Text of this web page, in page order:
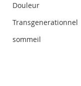
Douleur
Transgenerationnel
sommeil